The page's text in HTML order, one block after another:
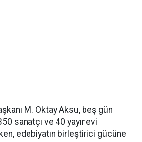
M. Oktay Aksu, beş gün
sanatçı ve 40 yayınevi
edebiyatın birleştirici gücüne